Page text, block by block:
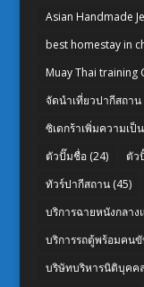
Asian Handmade
best homestay in
Muay Thai training
จัดนำเที่ยวปากีสถาน
ซิเดกร้าเพิ่มความเป็
ตัวปั๊มชื่อ(24) ตัว
ทัวร์ปากีสถาน(45)
บริการฉายหนังกลาง
บริการรถตู้พร้อมคนขั
บริษัทบริหารนิติบุคค